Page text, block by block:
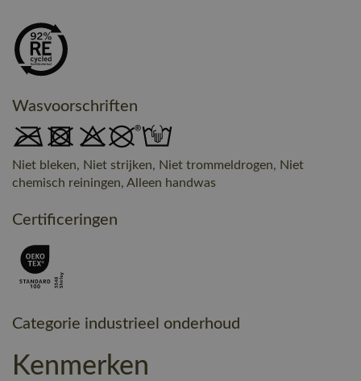
Wasvoorschriften
Niet bleken, Niet strijken, Niet trommeldrogen, Niet
chemisch reiningen, Alleen handwas
Certificeringen
Categorie industrieel onderhoud
Kenmerken